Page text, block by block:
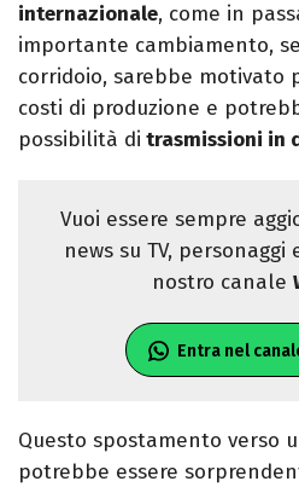
internazionale, come in
importante cambiamento,
corridoio, sarebbe motivato
costi di produzione e
possibilità di trasmissioni in
Vuoi essere sempre
news su TV, personaggi
nostro canale
Entra nel
Questo spostamento verso
potrebbe essere